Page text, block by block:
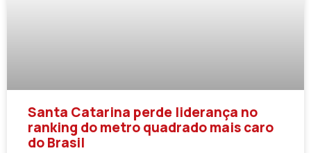
Santa Catarina perde liderança no
ranking do metro quadrado mais caro
do Brasil